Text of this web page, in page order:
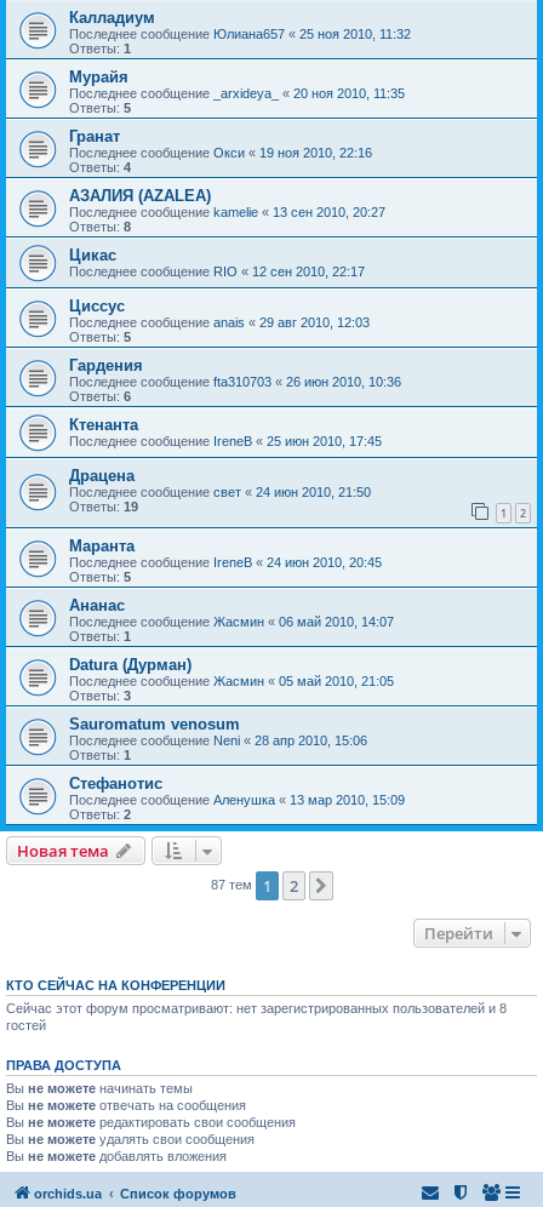
Калладиум
Последнее сообщение Юлиана657 « 25 ноя 2010, 11:32
Ответы: 1
Мурайя
Последнее сообщение _arxideya_ « 20 ноя 2010, 11:35
Ответы: 5
Гранат
Последнее сообщение Окси « 19 ноя 2010, 22:16
Ответы: 4
АЗАЛИЯ (AZALEA)
Последнее сообщение kamelie « 13 сен 2010, 20:27
Ответы: 8
Цикас
Последнее сообщение RIO « 12 сен 2010, 22:17
Циссус
Последнее сообщение anais « 29 авг 2010, 12:03
Ответы: 5
Гардения
Последнее сообщение fta310703 « 26 июн 2010, 10:36
Ответы: 6
Ктенанта
Последнее сообщение IreneB « 25 июн 2010, 17:45
Драцена
Последнее сообщение свет « 24 июн 2010, 21:50
Ответы: 19 1 2
Маранта
Последнее сообщение IreneB « 24 июн 2010, 20:45
Ответы: 5
Ананас
Последнее сообщение Жасмин « 06 май 2010, 14:07
Ответы: 1
Datura (Дурман)
Последнее сообщение Жасмин « 05 май 2010, 21:05
Ответы: 3
Sauromatum venosum
Последнее сообщение Neni « 28 апр 2010, 15:06
Ответы: 1
Стефанотис
Последнее сообщение Аленушка « 13 мар 2010, 15:09
Ответы: 2
Новая тема
87 тем 1 2
Перейти
КТО СЕЙЧАС НА КОНФЕРЕНЦИИ
Сейчас этот форум просматривают: нет зарегистрированных пользователей и 8
гостей
ПРАВА ДОСТУПА
Вы не можете начинать темы
Вы не можете отвечать на сообщения
Вы не можете редактировать свои сообщения
Вы не можете удалять свои сообщения
Вы не можете добавлять вложения
orchids.ua Список форумов